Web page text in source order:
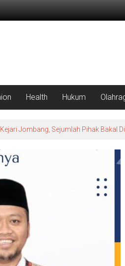
Health Hukum
Jombang, Sejumlah Pihak Bakal